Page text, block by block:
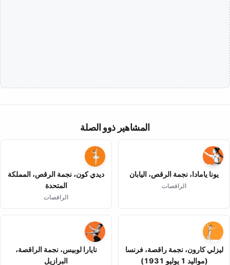
المشاهير ذوو الصلة
يونا يامادا، نجمة الرقص، اليابان
الراقصات
ديدي كون، نجمة الرقص، المملكة
المتحدة
الراقصات
ليزلي كارون، نجمة راقصة، فرنسا
(مواليد 1 يوليو 1931)
نايارا لوبيس، نجمة الراقصة،
البرازيل